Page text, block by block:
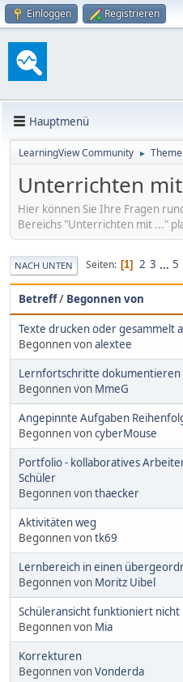
Einloggen Registrieren
Hauptmenü
LearningView Community ►
Unterrichten
Hier können Sie Ihre Fragen
Bereichs "Unterrichten mit ..."
NACH UNTEN Seiten 1 2 3 ... 5
Betreff/ Begonnen von
Texte drucken oder gesammelt
Begonnen vonalextee
Lernfortschritte dokumentieren
Begonnen von MmeG
Angepinnte Aufgaben
Begonnen voncyberMouse
Portfolio - kollaboratives
Schüler
Begonnen vonthaecker
Aktivitäten weg
Begonnen vontk69
Lernbereich in einen
Begonnen von Moritz Uibel
Schüleransicht funktioniert nicht
Begonnen von Mia
Korrekturen
Begonnen vonVonderda